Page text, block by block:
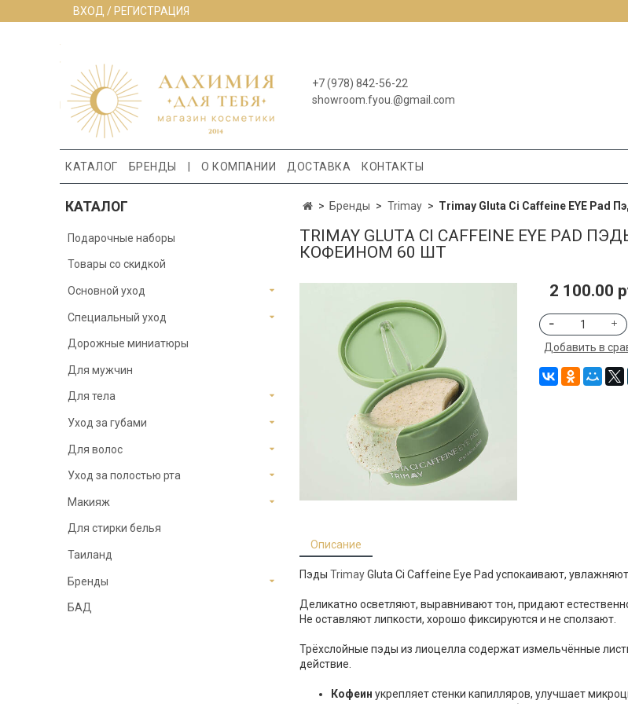
ВХОД / РЕГИСТРАЦИЯ
+7 (978) 842-56-22
showroom.fyou.@gmail.com
КАТАЛОГ БРЕНДЫ О КОМПАНИИ ДОСТАВКА КОНТАКТЫ
Бренды Trimay Trimay Gluta Ci Caffeine EYE
TRIMAY GLUTA CI CAFFEINE EYE
КОФЕИНОМ 60 ШТ
2 100.00
Добавить в
Описание
Пэды TrimayGluta Ci Caffeine Eye Pad успокаивают,
Деликатно осветляют, выравнивают тон, придают
Не оставляют липкости, хорошо фиксируются и не сползают.
Трёхслойные пэды из лиоцелла содержат измельчённые
действие.
Кофеин укрепляет стенки капилляров, улучшает
КАТАЛОГ
Подарочные наборы
Товары со скидкой
Основной уход
Специальный уход
Дорожные миниатюры
Для мужчин
Для тела
Уход за губами
Для волос
Уход за полостью рта
Макияж
Для стирки белья
Таиланд
Бренды
БАД